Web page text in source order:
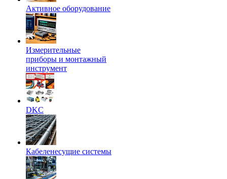
Активное оборудование
Измерительные
приборы и монтажный
инструмент
DKC
Кабеленесущие системы